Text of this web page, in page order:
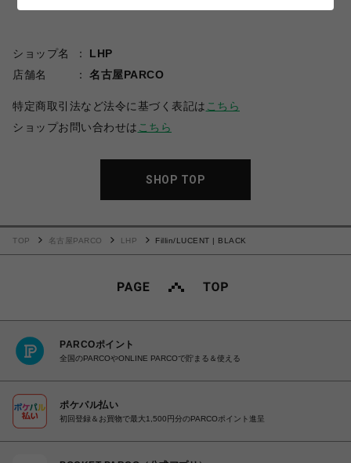
ショップ名
LHP
店舗名
名古屋PARCO
特定商取引法など法令に基づく表記は こちら
ショップお問い合わせは こちら
SHOP TOP
TOP 名古屋PARCO LHP Fillin/LUCENT | BLACK
PARCOポイント
全国のPARCOやONLINE PARCOで貯まる＆使える
ポケパル払い
初回登録＆お買物で最大1,500円分のPARCOポイント進呈